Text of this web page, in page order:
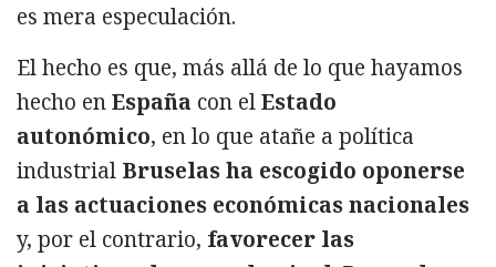
es mera especulación.
El hecho es que, más allá de lo que hayamos
hecho enEspaña con elEstado
autonómico, en lo que atañe a política
industrial Bruselas ha escogido oponerse
a las actuaciones económicas nacionales
y, por el contrario, favorecer las